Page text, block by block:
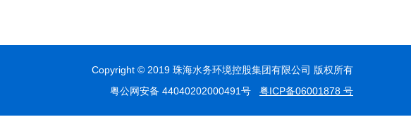
Copyright © 2019 珠海水务环境控股集团有限公司 版权所有
粤公网安备 44040202000491号 粤ICP备06001878 号